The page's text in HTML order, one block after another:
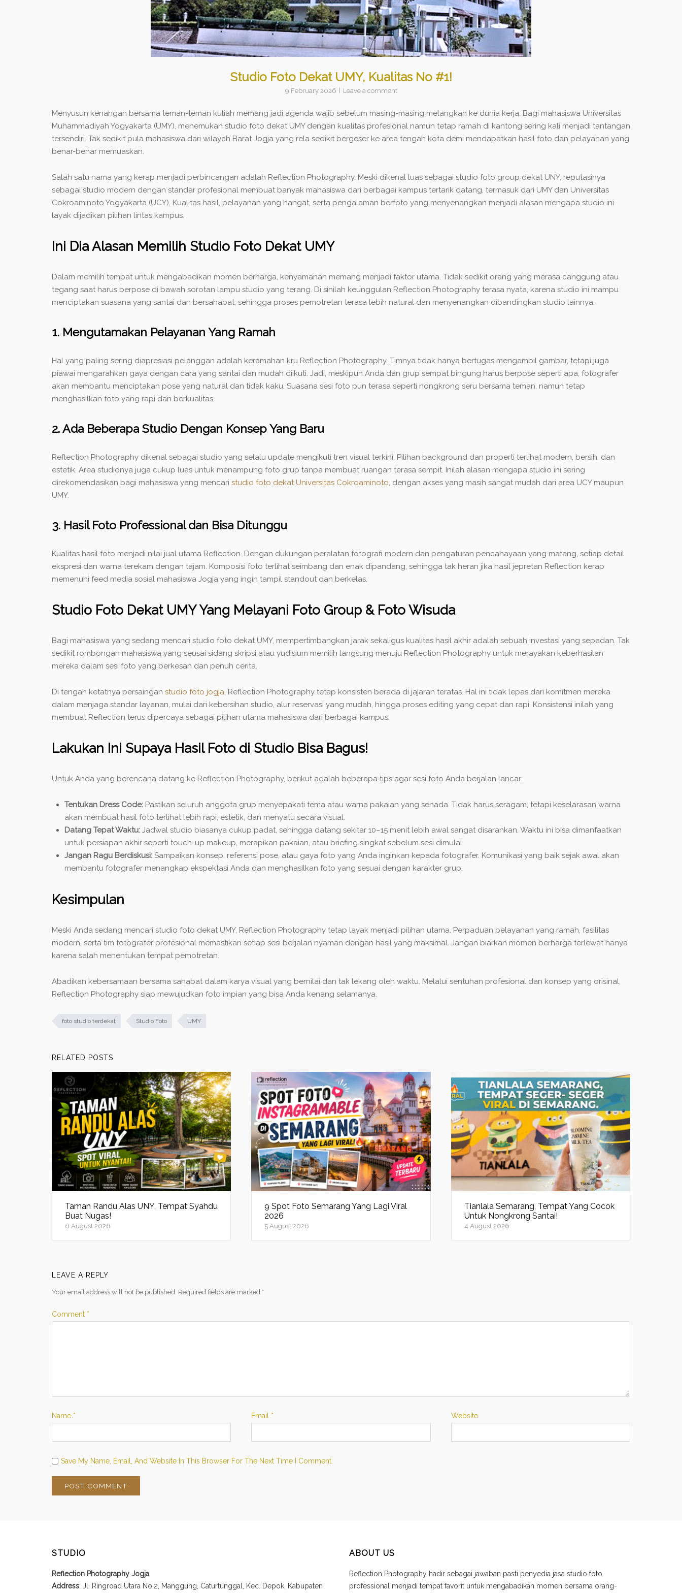
Studio Foto Dekat UMY, Kualitas No #1!
9 February 2026 Leave a comment
Menyusun kenangan bersama teman-teman kuliah memang jadi agenda wajib sebelum masing-masing melangkah ke dunia kerja. Bagi mahasiswa Universitas
Muhammadiyah Yogyakarta (UMY), menemukan studio foto dekat UMY dengan kualitas profesional namun tetap ramah di kantong sering kali menjadi tantangan
tersendiri. Tak sedikit pula mahasiswa dari wilayah Barat Jogja yang rela sedikit bergeser ke area tengah kota demi mendapatkan hasil foto dan pelayanan yang
benar-benar memuaskan.
Salah satu nama yang kerap menjadi perbincangan adalah Reflection Photography. Meski dikenal luas sebagai studio foto group dekat UNY, reputasinya
sebagai studio modern dengan standar profesional membuat banyak mahasiswa dari berbagai kampus tertarik datang, termasuk dari UMY dan Universitas
Cokroaminoto Yogyakarta (UCY). Kualitas hasil, pelayanan yang hangat, serta pengalaman berfoto yang menyenangkan menjadi alasan mengapa studio ini
layak dijadikan pilihan lintas kampus.
Ini Dia Alasan Memilih Studio Foto Dekat UMY
Dalam memilih tempat untuk mengabadikan momen berharga, kenyamanan memang menjadi faktor utama. Tidak sedikit orang yang merasa canggung atau
tegang saat harus berpose di bawah sorotan lampu studio yang terang. Di sinilah keunggulan Reflection Photography terasa nyata, karena studio ini mampu
menciptakan suasana yang santai dan bersahabat, sehingga proses pemotretan terasa lebih natural dan menyenangkan dibandingkan studio lainnya.
1. Mengutamakan Pelayanan Yang Ramah
Hal yang paling sering diapresiasi pelanggan adalah keramahan kru Reflection Photography. Timnya tidak hanya bertugas mengambil gambar, tetapi juga
piawai mengarahkan gaya dengan cara yang santai dan mudah diikuti. Jadi, meskipun Anda dan grup sempat bingung harus berpose seperti apa, fotografer
akan membantu menciptakan pose yang natural dan tidak kaku. Suasana sesi foto pun terasa seperti nongkrong seru bersama teman, namun tetap
menghasilkan foto yang rapi dan berkualitas.
2. Ada Beberapa Studio Dengan Konsep Yang Baru
Reflection Photography dikenal sebagai studio yang selalu update mengikuti tren visual terkini. Pilihan background dan properti terlihat modern, bersih, dan
estetik. Area studionya juga cukup luas untuk menampung foto grup tanpa membuat ruangan terasa sempit. Inilah alasan mengapa studio ini sering
direkomendasikan bagi mahasiswa yang mencari studio foto dekat Universitas Cokroaminoto , dengan akses yang masih sangat mudah dari area UCY maupun
UMY.
3. Hasil Foto Professional dan Bisa Ditunggu
Kualitas hasil foto menjadi nilai jual utama Reflection. Dengan dukungan peralatan fotografi modern dan pengaturan pencahayaan yang matang, setiap detail
ekspresi dan warna terekam dengan tajam. Komposisi foto terlihat seimbang dan enak dipandang, sehingga tak heran jika hasil jepretan Reflection kerap
memenuhi feed media sosial mahasiswa Jogja yang ingin tampil standout dan berkelas.
Studio Foto Dekat UMY Yang Melayani Foto Group & Foto Wisuda
Bagi mahasiswa yang sedang mencari studio foto dekat UMY, mempertimbangkan jarak sekaligus kualitas hasil akhir adalah sebuah investasi yang sepadan. Tak
sedikit rombongan mahasiswa yang seusai sidang skripsi atau yudisium memilih langsung menuju Reflection Photography untuk merayakan keberhasilan
mereka dalam sesi foto yang berkesan dan penuh cerita.
Di tengah ketatnya persaingan studio foto jogja , Reflection Photography tetap konsisten berada di jajaran teratas. Hal ini tidak lepas dari komitmen mereka
dalam menjaga standar layanan, mulai dari kebersihan studio, alur reservasi yang mudah, hingga proses editing yang cepat dan rapi. Konsistensi inilah yang
membuat Reflection terus dipercaya sebagai pilihan utama mahasiswa dari berbagai kampus.
Lakukan Ini Supaya Hasil Foto di Studio Bisa Bagus!
Untuk Anda yang berencana datang ke Reflection Photography, berikut adalah beberapa tips agar sesi foto Anda berjalan lancar:
Tentukan Dress Code: Pastikan seluruh anggota grup menyepakati tema atau warna pakaian yang senada. Tidak harus seragam, tetapi keselarasan warna
akan membuat hasil foto terlihat lebih rapi, estetik, dan menyatu secara visual.
Datang Tepat Waktu: Jadwal studio biasanya cukup padat, sehingga datang sekitar 10–15 menit lebih awal sangat disarankan. Waktu ini bisa dimanfaatkan
untuk persiapan akhir seperti touch-up makeup, merapikan pakaian, atau briefing singkat sebelum sesi dimulai.
Jangan Ragu Berdiskusi: Sampaikan konsep, referensi pose, atau gaya foto yang Anda inginkan kepada fotografer. Komunikasi yang baik sejak awal akan
membantu fotografer menangkap ekspektasi Anda dan menghasilkan foto yang sesuai dengan karakter grup.
Kesimpulan
Meski Anda sedang mencari studio foto dekat UMY, Reflection Photography tetap layak menjadi pilihan utama. Perpaduan pelayanan yang ramah, fasilitas
modern, serta tim fotografer profesional memastikan setiap sesi berjalan nyaman dengan hasil yang maksimal. Jangan biarkan momen berharga terlewat hanya
karena salah menentukan tempat pemotretan.
Abadikan kebersamaan bersama sahabat dalam karya visual yang bernilai dan tak lekang oleh waktu. Melalui sentuhan profesional dan konsep yang orisinal,
Reflection Photography siap mewujudkan foto impian yang bisa Anda kenang selamanya.
foto studio terdekat Studio Foto UMY
RELATED POSTS
Taman Randu Alas UNY, Tempat Syahdu
Buat Nugas!
6 August 2026
9 Spot Foto Semarang Yang Lagi Viral
2026
5 August 2026
Tianlala Semarang, Tempat Yang Cocok
Untuk Nongkrong Santai!
4 August 2026
LEAVE A REPLY
Your email address will not be published. Required fields are marked *
Comment *
Name * Email * Website
Save My Name, Email, And Website In This Browser For The Next Time I Comment.
STUDIO
Reflection Photography Jogja
Address: Jl. Ringroad Utara No.2, Manggung, Caturtunggal, Kec. Depok, Kabupaten
ABOUT US
Reflection Photography hadir sebagai jawaban pasti penyedia jasa studio foto
professional menjadi tempat favorit untuk mengabadikan momen bersama orang-